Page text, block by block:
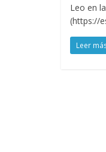
Leo en
(https://
Leer